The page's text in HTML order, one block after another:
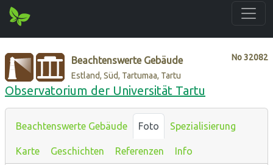
No32082
Beachtenswerte Gebäude
Estland, Süd, Tartumaa, Tartu
Observatorium der Universität Tartu
Beachtenswerte Gebäude Foto Spezialisierung
Karte Geschichten Referenzen Info